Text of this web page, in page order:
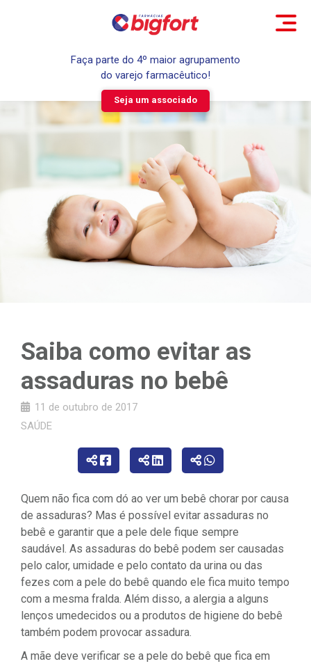
Faça parte do 4º maior agrupamento
do varejo farmacêutico!
Seja um associado
Saiba como evitar as
assaduras no bebê
11 de outubro de 2017
SAÚDE
Quem não fica com dó ao ver um bebê chorar por causa
de assaduras? Mas é possível evitar assaduras no
bebê e garantir que a pele dele fique sempre
saudável. As assaduras do bebê podem ser causadas
pelo calor, umidade e pelo contato da urina ou das
fezes com a pele do bebê quando ele fica muito tempo
com a mesma fralda. Além disso, a alergia a alguns
lenços umedecidos ou a produtos de higiene do bebê
também podem provocar assadura.
A mãe deve verificar se a pele do bebê que fica em